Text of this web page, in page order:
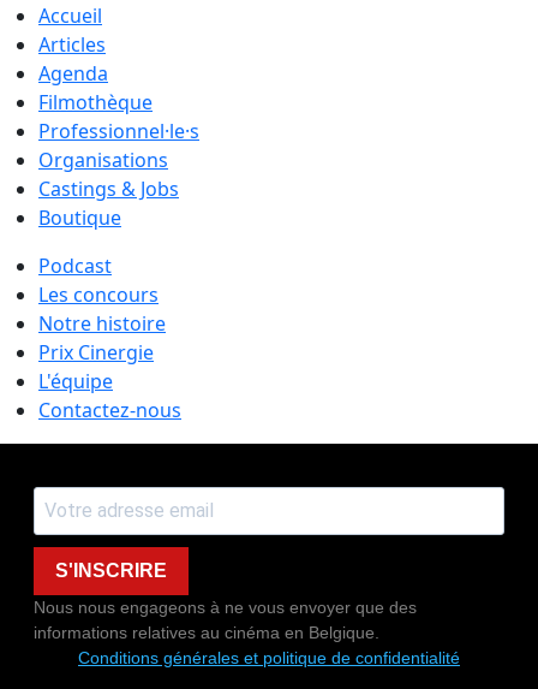
Accueil
Articles
Agenda
Filmothèque
Professionnel·le·s
Organisations
Castings & Jobs
Boutique
Podcast
Les concours
Notre histoire
Prix Cinergie
L'équipe
Contactez-nous
S'INSCRIRE
Nous nous engageons à ne vous envoyer que des
informations relatives au cinéma en Belgique.
Conditions générales et politique de confidentialité